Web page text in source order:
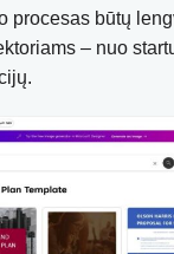
procesas būtų
– nuo